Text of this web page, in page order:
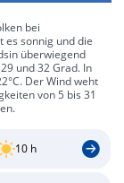
bei
es sonnig und die
überwiegend
und 32 Grad. In
Der Wind weht
von 5 bis 31
10 h